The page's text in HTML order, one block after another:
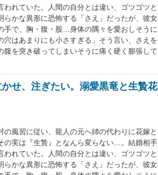
れていた。人間の自分とは違い、ゴツゴツと
らかな異形に恐怖する「さえ」だったが、彼女
手で、胸・腹・股…身体の隅々を愛おしそうに
はあまりにも小さすぎる」そう言い、さえを
を突き破ってしまいそうに痛く硬く膨張して
せ、注ぎたい。溺愛黒竜と生贄花
風習に従い、龍人の元へ姉の代わりに花嫁と
の実は『生贄』となんら変らない…。結婚相手
れていた。人間の自分とは違い、ゴツゴツと
らかな異形に恐怖する「さえ」だったが、彼女